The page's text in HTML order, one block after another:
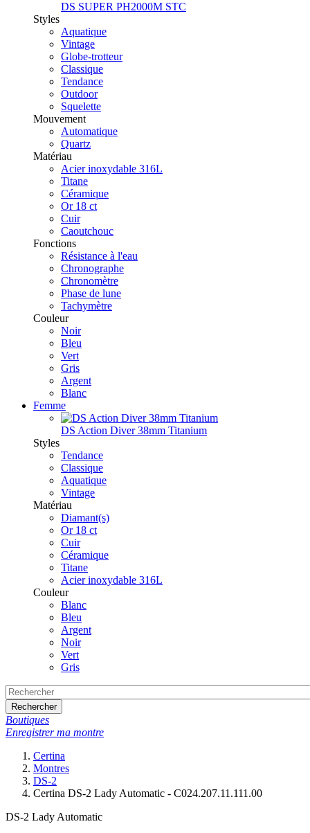
DS SUPER PH2000M STC
Styles
Aquatique
Vintage
Globe-trotteur
Classique
Tendance
Outdoor
Squelette
Mouvement
Automatique
Quartz
Matériau
Acier inoxydable 316L
Titane
Céramique
Or 18 ct
Cuir
Caoutchouc
Fonctions
Résistance à l'eau
Chronographe
Chronomètre
Phase de lune
Tachymètre
Couleur
Noir
Bleu
Vert
Gris
Argent
Blanc
Femme
DS Action Diver 38mm Titanium
Styles
Tendance
Classique
Aquatique
Vintage
Matériau
Diamant(s)
Or 18 ct
Cuir
Céramique
Titane
Acier inoxydable 316L
Couleur
Blanc
Bleu
Argent
Noir
Vert
Gris
Rechercher
Boutiques
Enregistrer ma montre
Certina
Montres
DS-2
Certina DS-2 Lady Automatic - C024.207.11.111.00
DS-2 Lady Automatic